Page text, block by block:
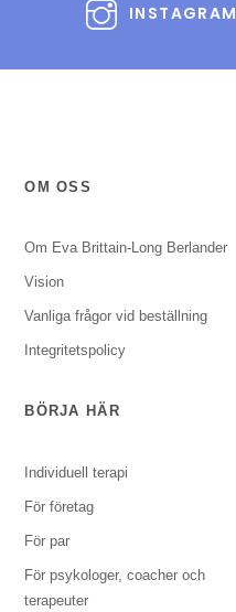
INSTAGRAM
OM OSS
Om Eva Brittain-Long Berlander
Vision
Vanliga frågor vid beställning
Integritetspolicy
BÖRJA HÄR
Individuell terapi
För företag
För par
För psykologer, coacher och
terapeuter